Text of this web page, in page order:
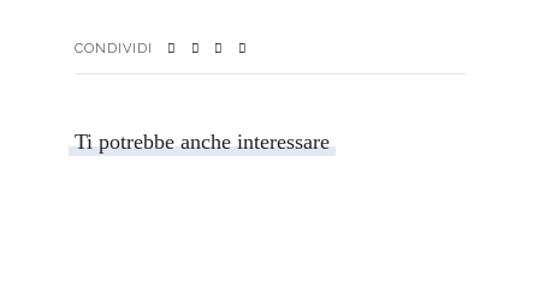
CONDIVIDI
Ti potrebbe anche interessare